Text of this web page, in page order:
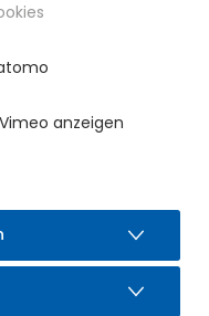
in letzter Zeit
Containern der
Zudem landen
von
halten, dürfen die
werden!
Kunststoffsäcke in die
suchen Sie bitte einen
anzeigen